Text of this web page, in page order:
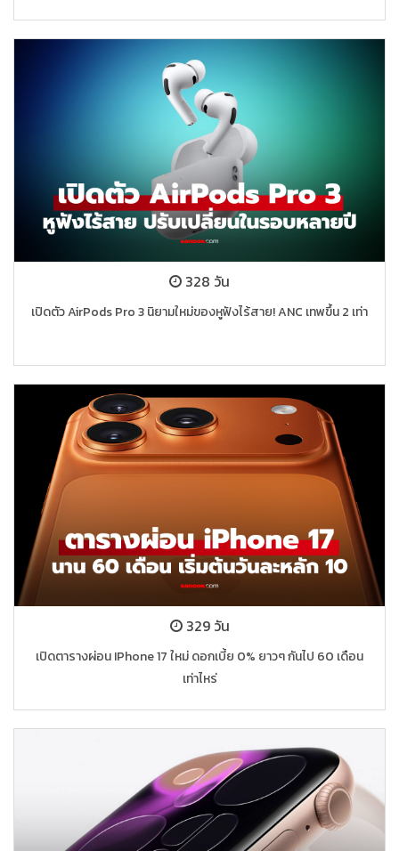
328 วัน
เปิดตัว AirPods Pro 3 นิยามใหม่ของหูฟังไร้สาย! ANC เทพขึ้น 2 เท่า
329 วัน
เปิดตารางผ่อน IPhone 17 ใหม่ ดอกเบี้ย 0% ยาวๆ กันไป 60 เดือน
เท่าไหร่